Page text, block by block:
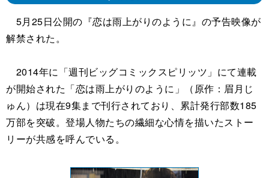
5月25日公開の『恋は雨上がりのように』の予告映像が
解禁された。
2014年に「週刊ビッグコミックスピリッツ」にて連載
が開始された「恋は雨上がりのように」（原作：眉月じ
ゅん）は現在9集まで刊行されており、累計発行部数185
万部を突破。登場人物たちの繊細な心情を描いたストー
リーが共感を呼んでいる。